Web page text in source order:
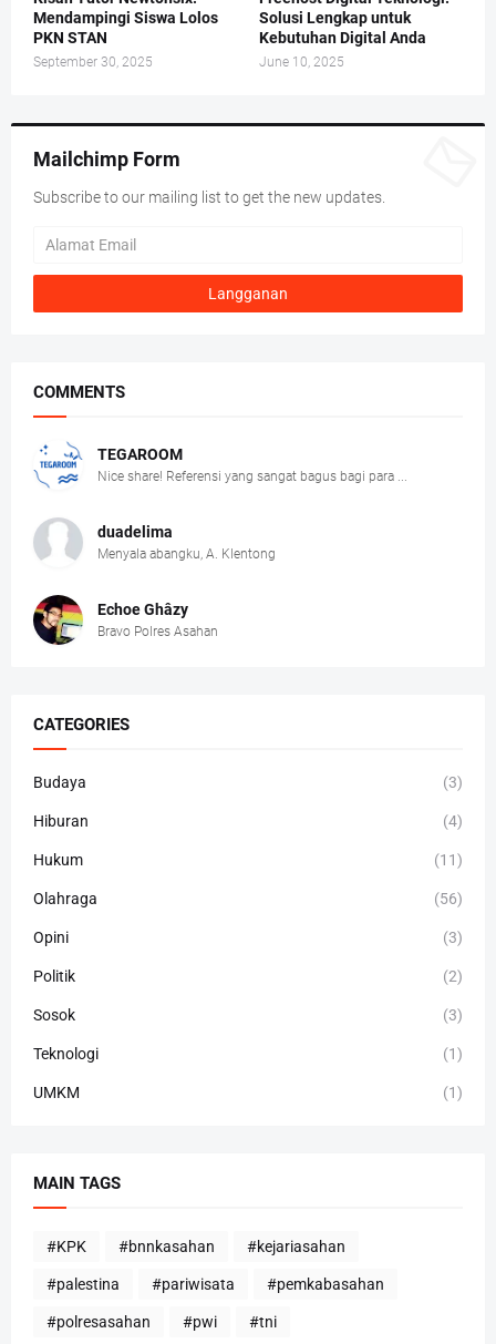
Mendampingi Siswa Lolos
PKN STAN
September 30, 2025
Solusi Lengkap untuk
Kebutuhan Digital Anda
June 10, 2025
Mailchimp Form
Subscribe to our mailing list to get the new updates.
COMMENTS
TEGAROOM
Nice share! Referensi yang sangat bagus bagi para ...
duadelima
Menyala abangku, A. Klentong
Echoe Ghâzy
Bravo Polres Asahan
CATEGORIES
Budaya (3)
Hiburan (4)
Hukum (11)
Olahraga (56)
Opini (3)
Politik (2)
Sosok (3)
Teknologi (1)
UMKM (1)
MAIN TAGS
#KPK #bnnkasahan #kejariasahan
#palestina #pariwisata #pemkabasahan
#polresasahan #pwi #tni